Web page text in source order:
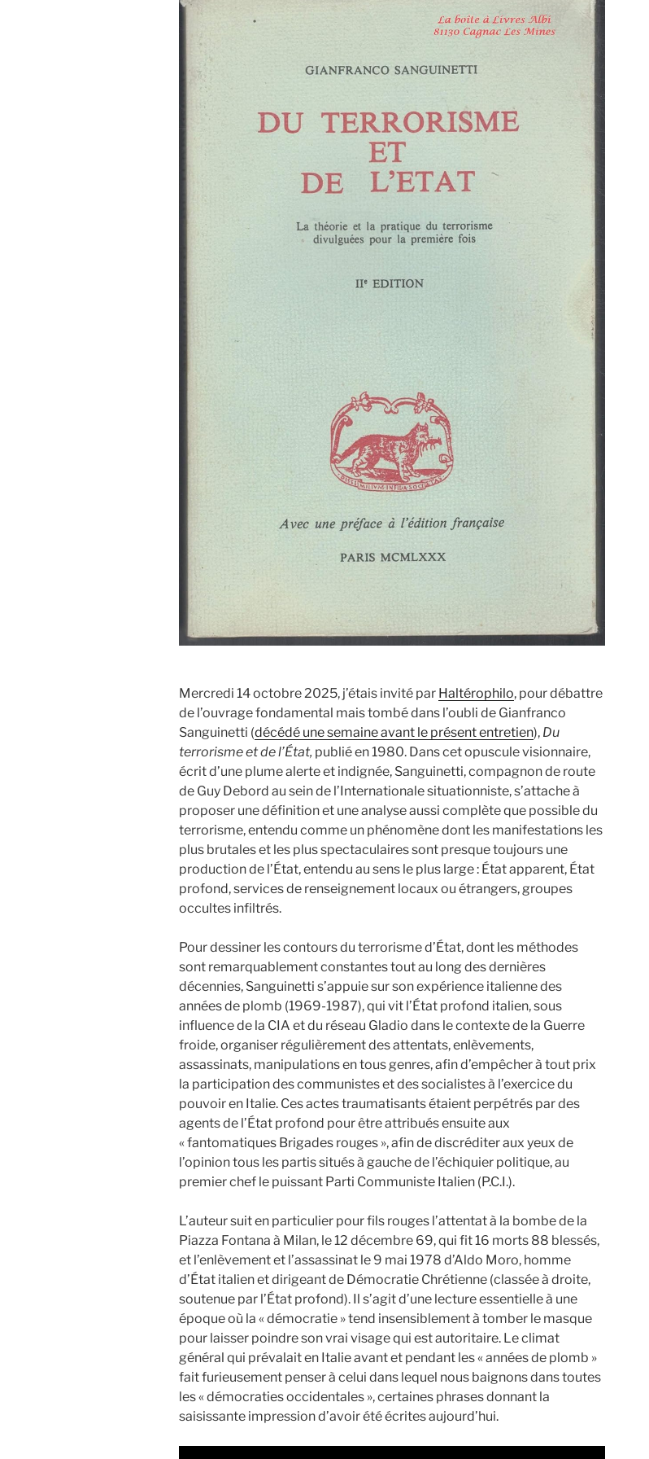
Mercredi 14 octobre 2025, j’étais invité par Haltérophilo, pour débattre
de l’ouvrage fondamental mais tombé dans l’oubli de Gianfranco
Sanguinetti (décédé une semaine avant le présent entretien), Du
terrorisme et de l’État, publié en 1980. Dans cet opuscule visionnaire,
écrit d’une plume alerte et indignée, Sanguinetti, compagnon de route
de Guy Debord au sein de l’Internationale situationniste, s’attache à
proposer une définition et une analyse aussi complète que possible du
terrorisme, entendu comme un phénomène dont les manifestations les
plus brutales et les plus spectaculaires sont presque toujours une
production de l’État, entendu au sens le plus large : État apparent, État
profond, services de renseignement locaux ou étrangers, groupes
occultes infiltrés.
Pour dessiner les contours du terrorisme d’État, dont les méthodes
sont remarquablement constantes tout au long des dernières
décennies, Sanguinetti s’appuie sur son expérience italienne des
années de plomb (1969-1987), qui vit l’État profond italien, sous
influence de la CIA et du réseau Gladio dans le contexte de la Guerre
froide, organiser régulièrement des attentats, enlèvements,
assassinats, manipulations en tous genres, afin d’empêcher à tout prix
la participation des communistes et des socialistes à l’exercice du
pouvoir en Italie. Ces actes traumatisants étaient perpétrés par des
agents de l’État profond pour être attribués ensuite aux
« fantomatiques Brigades rouges », afin de discréditer aux yeux de
l’opinion tous les partis situés à gauche de l’échiquier politique, au
premier chef le puissant Parti Communiste Italien (P.C.I.).
L’auteur suit en particulier pour fils rouges l’attentat à la bombe de la
Piazza Fontana à Milan, le 12 décembre 69, qui fit 16 morts 88 blessés,
et l’enlèvement et l’assassinat le 9 mai 1978 d’Aldo Moro, homme
d’État italien et dirigeant de Démocratie Chrétienne (classée à droite,
soutenue par l’État profond). Il s’agit d’une lecture essentielle à une
époque où la « démocratie » tend insensiblement à tomber le masque
pour laisser poindre son vrai visage qui est autoritaire. Le climat
général qui prévalait en Italie avant et pendant les « années de plomb »
fait furieusement penser à celui dans lequel nous baignons dans toutes
les « démocraties occidentales », certaines phrases donnant la
saisissante impression d’avoir été écrites aujourd’hui.